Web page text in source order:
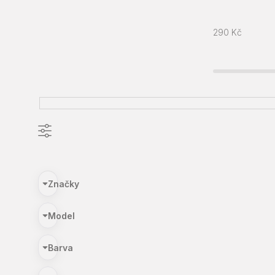
290 Kč
Značky
Model
Barva